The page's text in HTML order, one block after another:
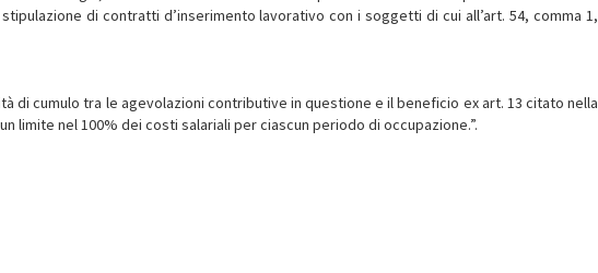
di contratti d’inserimento lavorativo con i soggetti di cui all’art. 54, comma 1,
di cumulo tra le agevolazioni contributive in questione e il beneficio ex art. 13 citato nella
limite nel 100% dei costi salariali per ciascun periodo di occupazione.”.